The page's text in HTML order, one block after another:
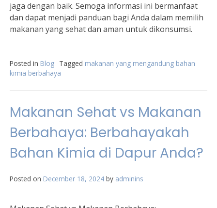
jaga dengan baik. Semoga informasi ini bermanfaat
dan dapat menjadi panduan bagi Anda dalam memilih
makanan yang sehat dan aman untuk dikonsumsi.
Posted in Blog Tagged makanan yang mengandung bahan
kimia berbahaya
Makanan Sehat vs Makanan
Berbahaya: Berbahayakah
Bahan Kimia di Dapur Anda?
Posted on December 18, 2024 by adminins